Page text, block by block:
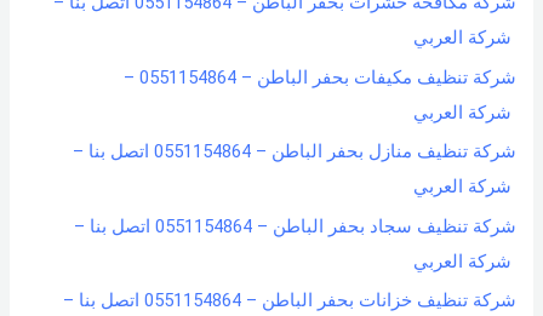
شركة العربي
شركة تنظيف مكيفات بحفر الباطن – 0551154864 –
شركة العربي
شركة تنظيف منازل بحفر الباطن – 0551154864 اتصل بنا –
شركة العربي
شركة تنظيف سجاد بحفر الباطن – 0551154864 اتصل بنا –
شركة العربي
شركة تنظيف خزانات بحفر الباطن – 0551154864 اتصل بنا –